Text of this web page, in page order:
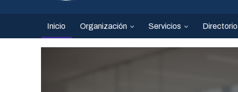
Inicio Organización Servicios Directorio